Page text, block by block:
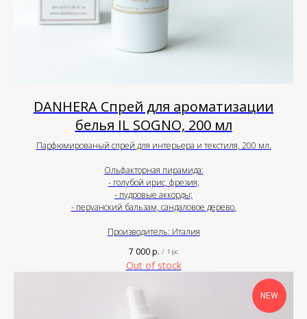
DANHERA Спрей для ароматизации
белья IL SOGNO, 200 мл
Парфюмированый спрей для интерьера и текстиля, 200 мл.
Ольфакторная пирамида:
- голубой ирис, фрезия;
- пудровые аккорды;
- перуанский бальзам, сандаловое дерево.
Производитель: Италия
7 000р. / 1 pc
Out of stock
NEW